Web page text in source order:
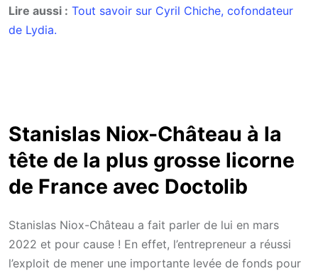
Lire aussi : Tout savoir sur Cyril Chiche, cofondateur
de Lydia.
Stanislas Niox-Château à la
tête de la plus grosse licorne
de France avec Doctolib
Stanislas Niox-Château a fait parler de lui en mars
2022 et pour cause ! En effet, l’entrepreneur a réussi
l’exploit de mener une importante levée de fonds pour